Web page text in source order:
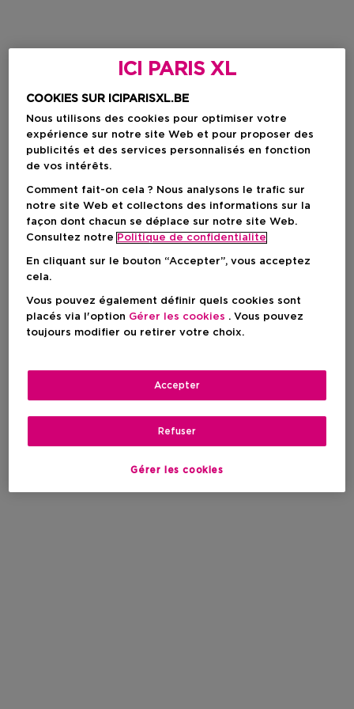
ICI PARIS XL
COOKIES SUR ICIPARISXL.BE
Nous utilisons des cookies pour optimiser votre
expérience sur notre site Web et pour proposer des
publicités et des services personnalisés en fonction
de vos intérêts.
Comment fait-on cela ? Nous analysons le trafic sur
notre site Web et collectons des informations sur la
façon dont chacun se déplace sur notre site Web.
Consultez notre Politique de confidentialite
En cliquant sur le bouton “Accepter”, vous acceptez
cela.
Vous pouvez également définir quels cookies sont
placés via l'option Gérer les cookies . Vous pouvez
toujours modifier ou retirer votre choix.
Gérer les cookies
Refuser
Accepter